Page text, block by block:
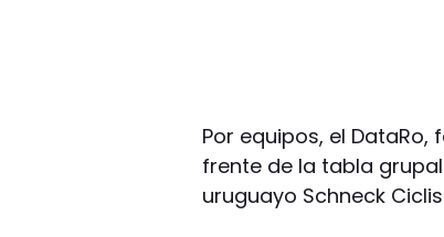
Por equipos, el
frente de la tabla
uruguayo Schneck